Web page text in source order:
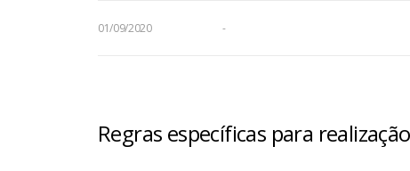
01/09/2020 -
Regras específicas para